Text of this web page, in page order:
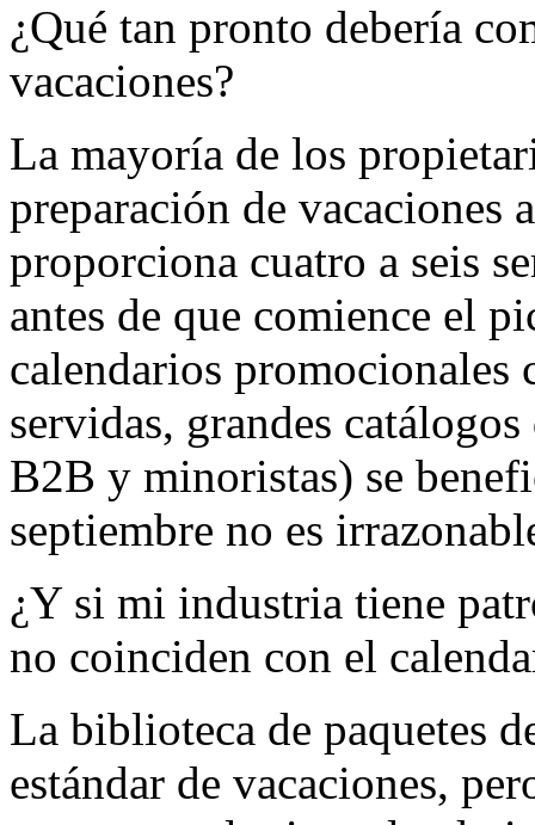
¿Qué tan pronto debería
vacaciones?
La mayoría de los
preparación de vacaciones
proporciona cuatro a seis
antes de que comience el
calendarios
servidas, grandes
B2B y minoristas) se
septiembre no es
¿Y si mi industria tiene
no coinciden con el
La biblioteca de paquetes
estándar de vacaciones,